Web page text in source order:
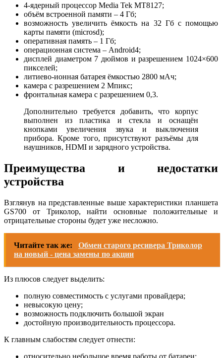
4-ядерный процессор Media Tek MT8127;
объём встроенной памяти – 4 Гб;
возможность увеличить ёмкость на 32 Гб с помощью
карты памяти (microsd);
оперативная память – 1 Гб;
операционная система – Android4;
дисплей диаметром 7 дюймов и разрешением 1024×600
пикселей;
литиево-ионная батарея ёмкостью 2800 мАч;
камера с разрешением 2 Мпикс;
фронтальная камера с разрешением 0,3.
Дополнительно требуется добавить, что корпус
выполнен из пластика и стекла и оснащён
кнопками увеличения звука и выключения
прибора. Кроме того, присутствуют разъёмы для
наушников, HDMI и зарядного устройства.
Преимущества и недостатки
устройства
Взглянув на представленные выше характеристики планшета
GS700 от Триколор, найти основные положительные и
отрицательные стороны будет уже несложно.
Читайте так же:
Обмен старого ресивера Триколор
на новый - цена замены по акции
Из плюсов следует выделить:
полную совместимость с услугами провайдера;
невысокую цену;
возможность подключить большой экран
достойную производительность процессора.
К главным слабостям следует отнести:
относительно небольшое время работы от батареи;